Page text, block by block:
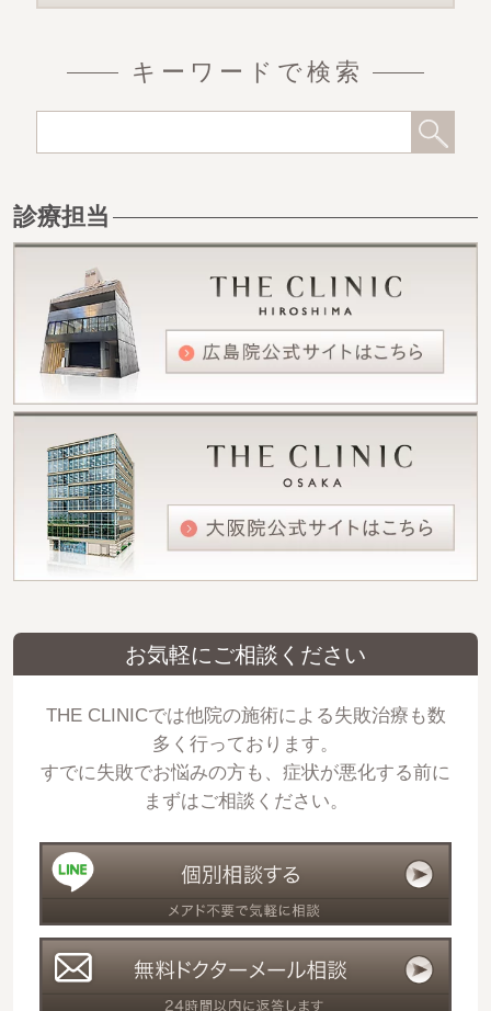
キーワードで検索
診療担当
お気軽にご相談ください
THE CLINICでは他院の施術による失敗治療も数
多く行っております。
すでに失敗でお悩みの方も、症状が悪化する前に
まずはご相談ください。